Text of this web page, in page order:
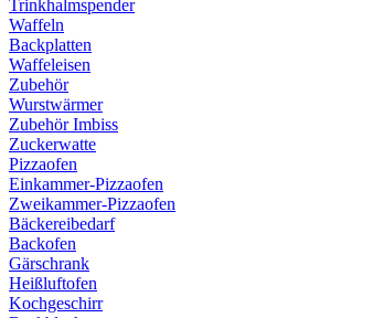
Trinkhalmspender
Waffeln
Backplatten
Waffeleisen
Zubehör
Wurstwärmer
Zubehör Imbiss
Zuckerwatte
Pizzaofen
Einkammer-Pizzaofen
Zweikammer-Pizzaofen
Bäckereibedarf
Backofen
Gärschrank
Heißluftofen
Kochgeschirr